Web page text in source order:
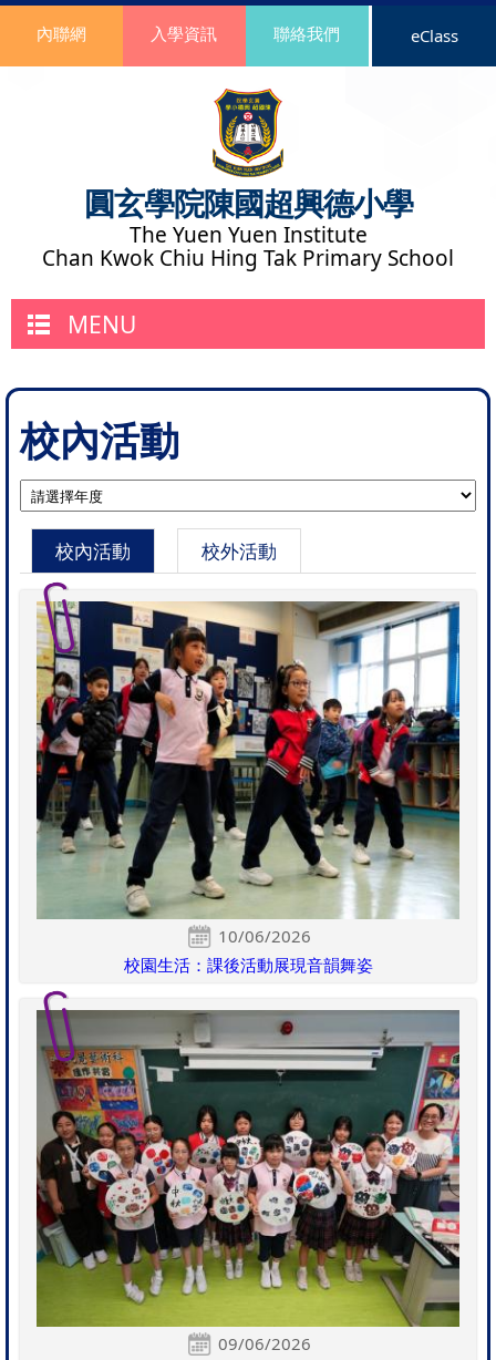
圓玄學院陳國超興德小學
The Yuen Yuen Institute
Chan Kwok Chiu Hing Tak Primary School
內聯網 入學資訊 聯絡我們 eClass
MENU
校內活動
校內活動 校外活動
10/06/2026
校園生活：課後活動展現音韻舞姿
09/06/2026